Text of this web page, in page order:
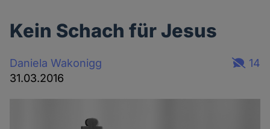
Kein Schach für Jesus
Daniela Wakonigg
31.03.2016
14